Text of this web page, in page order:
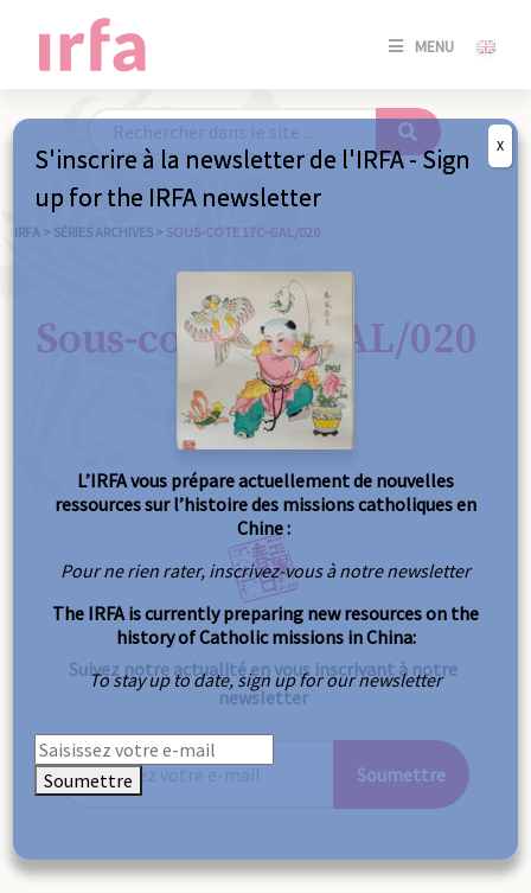
MENU
SE
IRFA > SÉRIES ARCHIVES > SOUS-COTE 17C-GAL/020
Sous-cote 17C-GAL/020
Suivez notre actualité en vous inscrivant à notre
newsletter
Soumettre
S'inscrire à la newsletter de l'IRFA - Sign
up for the IRFA newsletter
L’IRFA vous prépare actuellement de nouvelles
ressources sur l’histoire des missions catholiques en
Chine :
Pour ne rien rater, inscrivez-vous à notre newsletter
The IRFA is currently preparing new resources on the
history of Catholic missions in China:
To stay up to date, sign up for our newsletter
Soumettre
X